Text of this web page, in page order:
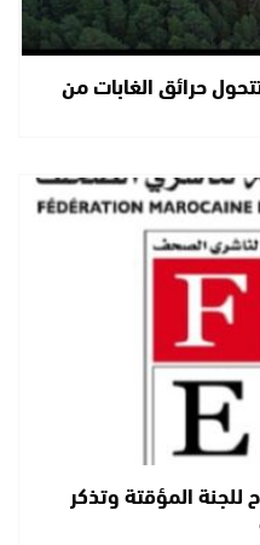
حرائق الغابات من
للجنة المؤقتة وتذكر